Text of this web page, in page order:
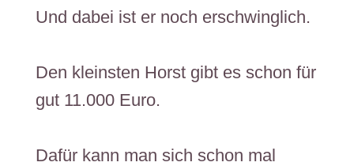
Und dabei ist er noch erschwinglich.
Den kleinsten Horst gibt es schon für
gut 11.000 Euro.
​​Dafür kann man sich schon mal